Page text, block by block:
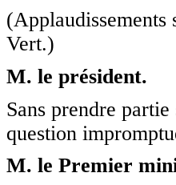
(Applaudissements
Vert.)
M. le président.
Sans prendre
question
M. le Premier